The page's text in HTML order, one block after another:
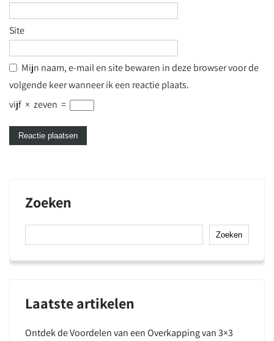
Site
Mijn naam, e-mail en site bewaren in deze browser voor de
volgende keer wanneer ik een reactie plaats.
vijf × zeven =
Zoeken
Zoeken
Laatste artikelen
Ontdek de Voordelen van een Overkapping van 3×3